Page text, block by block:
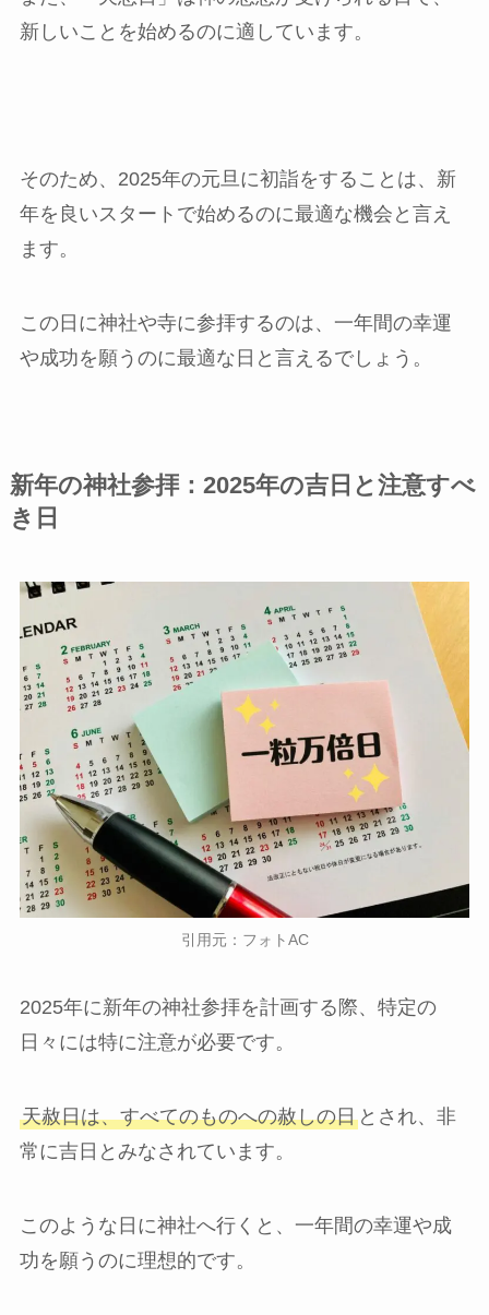
新しいことを始めるのに適しています。
そのため、2025年の元旦に初詣をすることは、新
年を良いスタートで始めるのに最適な機会と言え
ます。
この日に神社や寺に参拝するのは、一年間の幸運
や成功を願うのに最適な日と言えるでしょう。
新年の神社参拝：2025年の吉日と注意すべ
き日
引用元：フォトAC
2025年に新年の神社参拝を計画する際、特定の
日々には特に注意が必要です。
天赦日は、すべてのものへの赦しの日とされ、非
常に吉日とみなされています。
このような日に神社へ行くと、一年間の幸運や成
功を願うのに理想的です。